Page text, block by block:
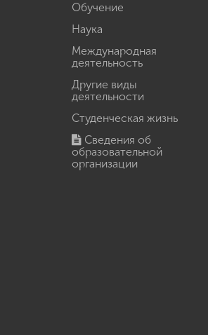
Обучение
Наука
Международная
деятельность
Другие виды
деятельности
Студенческая жизнь
Сведения об
образовательной
организации